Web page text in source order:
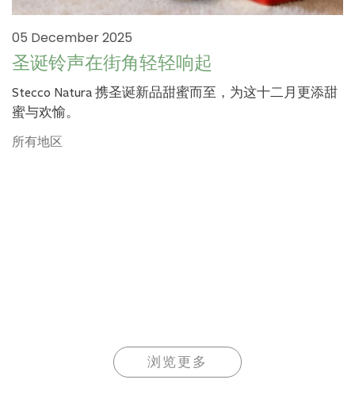
05 December 2025
圣诞铃声在街角轻轻响起
Stecco Natura 携圣诞新品甜蜜而至，为这十二月更添甜
蜜与欢愉。
所有地区
浏览更多